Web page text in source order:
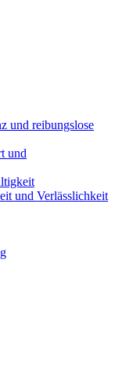
und reibungslose
und
und Verlässlichkeit